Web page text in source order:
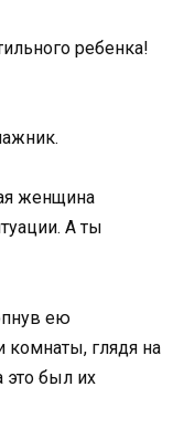
ребенка!
женщина
А ты
ею
комнаты, глядя на
это был их